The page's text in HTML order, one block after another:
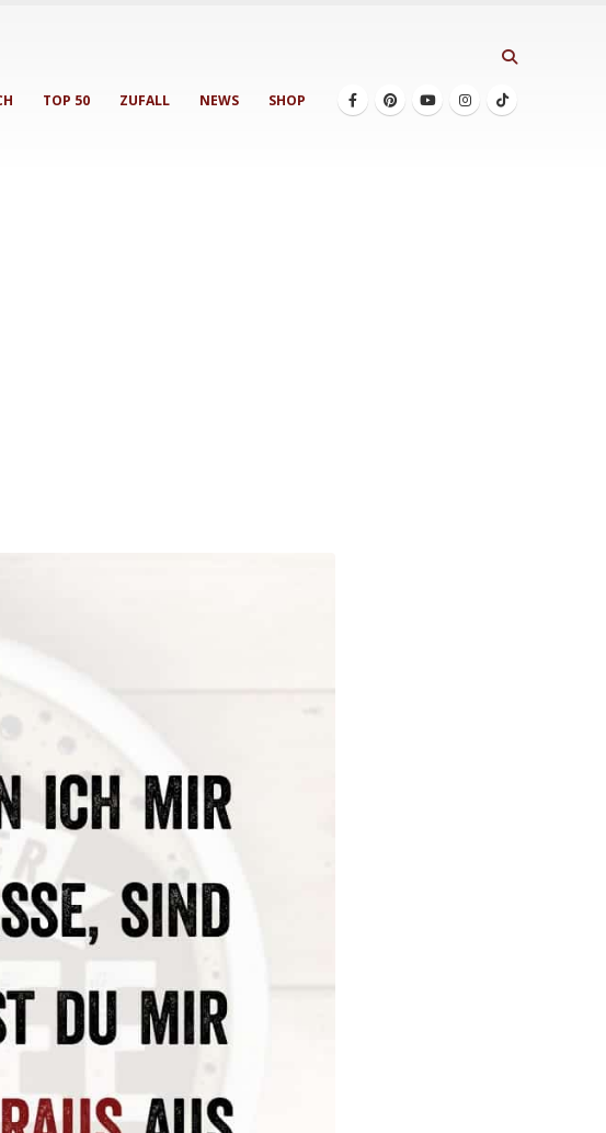
TOP 50 ZUFALL NEWS SHOP